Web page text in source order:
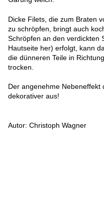
Dicke Filets, die zum Braten
zu schröpfen, bringt auch
Schröpfen an den verdickten
Hautseite her) erfolgt, kann
die dünneren Teile in
trocken.
Der angenehme Nebeneffekt
dekorativer aus!
Autor: Christoph Wagner